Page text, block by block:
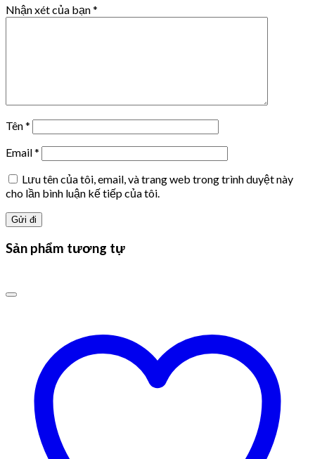
Nhận xét của bạn*
Tên*
Email*
Lưu tên của tôi, email, và trang web trong trình duyệt này
cho lần bình luận kế tiếp của tôi.
Sản phẩm tương tự